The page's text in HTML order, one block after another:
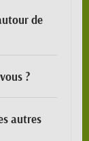
de
?
autres